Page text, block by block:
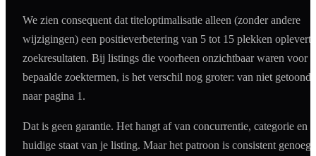
We zien consequent dat titeloptimalisatie alleen (zonder andere
wijzigingen) een positieverbetering van 5 tot 15 plekken oplevert
zoekresultaten. Bij listings die voorheen onzichtbaar waren voor
bepaalde zoektermen, is het verschil nog groter: van niet getoond
naar pagina 1.
Dat is geen garantie. Het hangt af van concurrentie, categorie en
huidige staat van je listing. Maar het patroon is consistent genoeg